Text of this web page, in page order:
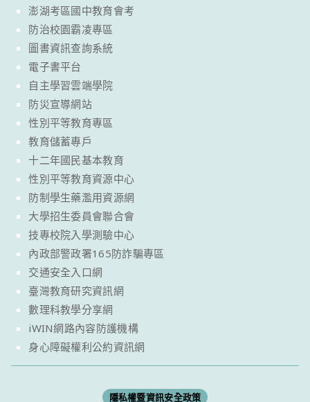
澎湖考區國中教育會考
防治校園霸凌專區
圖書資訊查詢系統
電子書平台
自主學習雲端學院
防災宣導網站
性別平等教育專區
教育儲蓄專戶
十二年國民基本教育
性別平等教育資源中心
防制學生藥濫用資源網
大學招生委員會聯合會
技專校院入學測驗中心
內政部警政署165防詐騙專區
交通安全入口網
臺灣教育研究資訊網
數理科教學分享網
iWIN網路內容防護機構
身心障礙權利公約資訊網
隱私權暨資訊安全政策